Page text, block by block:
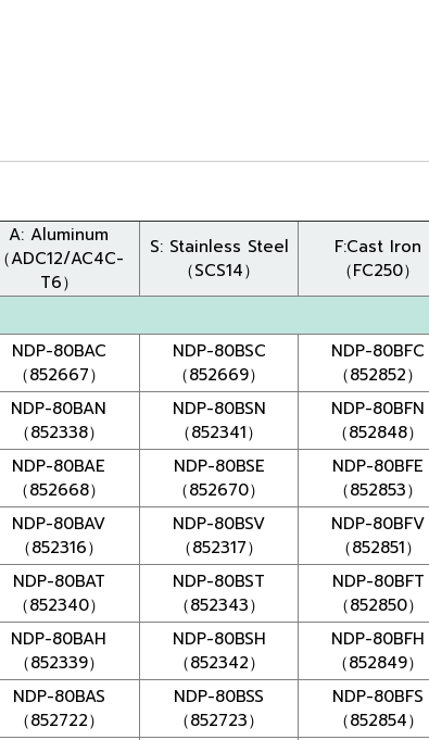
A: Aluminum
（ADC12/AC4C-
T6）
S: Stainless Steel
（SCS14）
F:Cast Iron
（FC250）
NDP-80BAC
（852667）
NDP-80BSC
（852669）
NDP-80BFC
（852852）
NDP-80BAN
（852338）
NDP-80BSN
（852341）
NDP-80BFN
（852848）
NDP-80BAE
（852668）
NDP-80BSE
（852670）
NDP-80BFE
（852853）
NDP-80BAV
（852316）
NDP-80BSV
（852317）
NDP-80BFV
（852851）
NDP-80BAT
（852340）
NDP-80BST
（852343）
NDP-80BFT
（852850）
NDP-80BAH
（852339）
NDP-80BSH
（852342）
NDP-80BFH
（852849）
NDP-80BAS
（852722）
NDP-80BSS
（852723）
NDP-80BFS
（852854）